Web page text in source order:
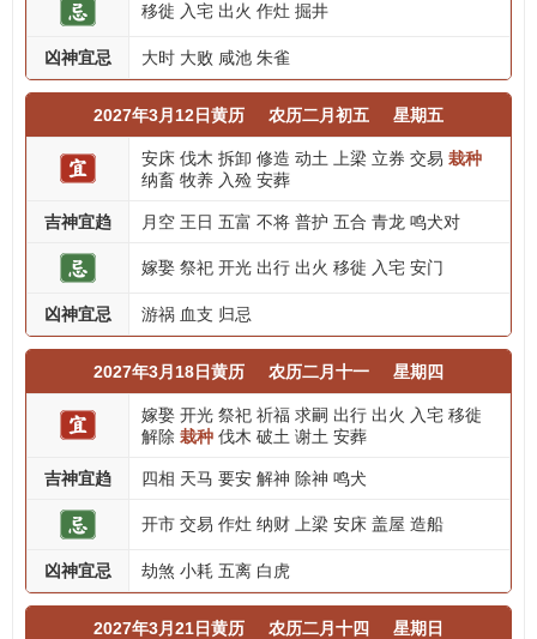
移徙 入宅 出火 作灶 掘井
凶神宜忌 大时 大败 咸池 朱雀
2027年3月12日黄历 农历二月初五 星期五
安床 伐木 拆卸 修造 动土 上梁 立券 交易 栽种
纳畜 牧养 入殓 安葬
吉神宜趋 月空 王日 五富 不将 普护 五合 青龙 鸣犬对
嫁娶 祭祀 开光 出行 出火 移徙 入宅 安门
凶神宜忌 游祸 血支 归忌
2027年3月18日黄历 农历二月十一 星期四
嫁娶 开光 祭祀 祈福 求嗣 出行 出火 入宅 移徙
解除 栽种 伐木 破土 谢土 安葬
吉神宜趋 四相 天马 要安 解神 除神 鸣犬
开市 交易 作灶 纳财 上梁 安床 盖屋 造船
凶神宜忌 劫煞 小耗 五离 白虎
2027年3月21日黄历 农历二月十四 星期日